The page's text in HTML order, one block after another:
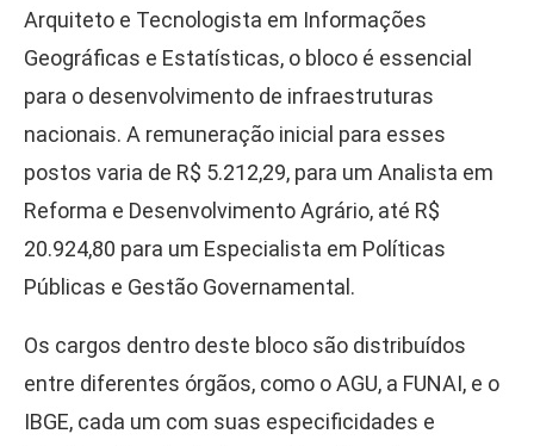
Arquiteto e Tecnologista em Informações
Geográficas e Estatísticas, o bloco é essencial
para o desenvolvimento de infraestruturas
nacionais. A remuneração inicial para esses
postos varia de R$ 5.212,29, para um Analista em
Reforma e Desenvolvimento Agrário, até R$
20.924,80 para um Especialista em Políticas
Públicas e Gestão Governamental.
Os cargos dentro deste bloco são distribuídos
entre diferentes órgãos, como o AGU, a FUNAI, e o
IBGE, cada um com suas especificidades e